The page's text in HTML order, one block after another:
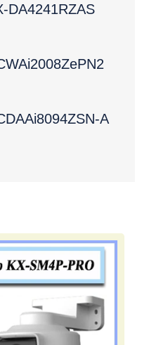
DA4241RZAS
A